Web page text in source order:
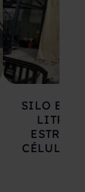
SILO EM
LITROS
CÉLULAS